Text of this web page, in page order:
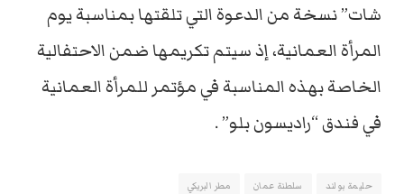
شات” نسخة من الدعوة التي تلقتها بمناسبة يوم
المرأة العمانية، إذ سيتم تكريمها ضمن الاحتفالية
الخاصة بهذه المناسبة في مؤتمر للمرأة العمانية
في فندق “راديسون بلو” .
حليمة بولند سلطنة عمان مطر البريكي